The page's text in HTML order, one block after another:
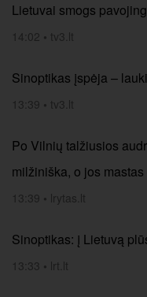
Lietuvai smogs
14:02 • tv3.lt
Sinoptikas įspėja –
13:39 • tv3.lt
Po Vilnių talžiusios
milžiniška, o jos
13:39 • lrytas.lt
Sinoptikas: į Lietuvą
13:33 • lrt.lt